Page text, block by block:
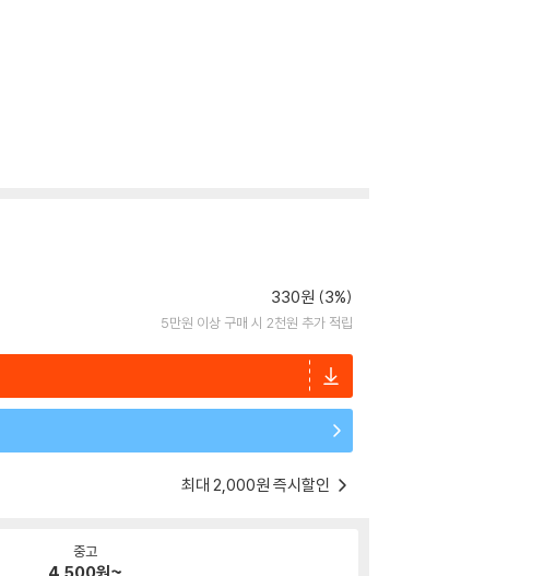
330원 (3%)
5만원 이상 구매 시 2천원 추가 적립
최대 2,000원 즉시할인
중고
4,500원~